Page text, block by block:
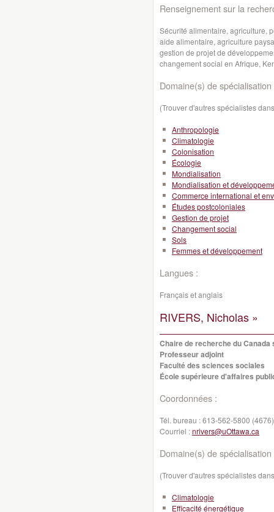
Renseignement sur la
Sécurité alimentaire, agriculture,
aide alimentaire, agriculture
gestion de projet de
changement social en Afrique,
Domaine(s) de spécialisation
(Trouver d'autres spécialistes
Anthropologie
Climatologie
Colonisation
Écologie
Mondialisation
Mondialisation et
Commerce international et
Études postcoloniales
Gestion de projet
Changement social
Sols
Femmes et développement
Langues :
Français et anglais
RIVERS, Nicholas »
Chaire de recherche du
Professeur adjoint
Faculté des sciences sociales
École supérieure d'affaires
Coordonnées :
Tél. bureau :613-562-5800 (4676)
Courriel :nrivers@uOttawa.ca
Domaine(s) de spécialisation
(Trouver d'autres spécialistes
Climatologie
Efficacité énergétique